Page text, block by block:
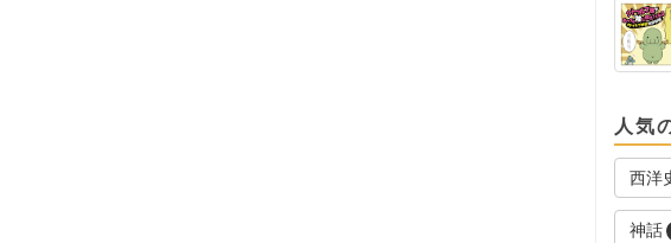
人気
西洋
神話